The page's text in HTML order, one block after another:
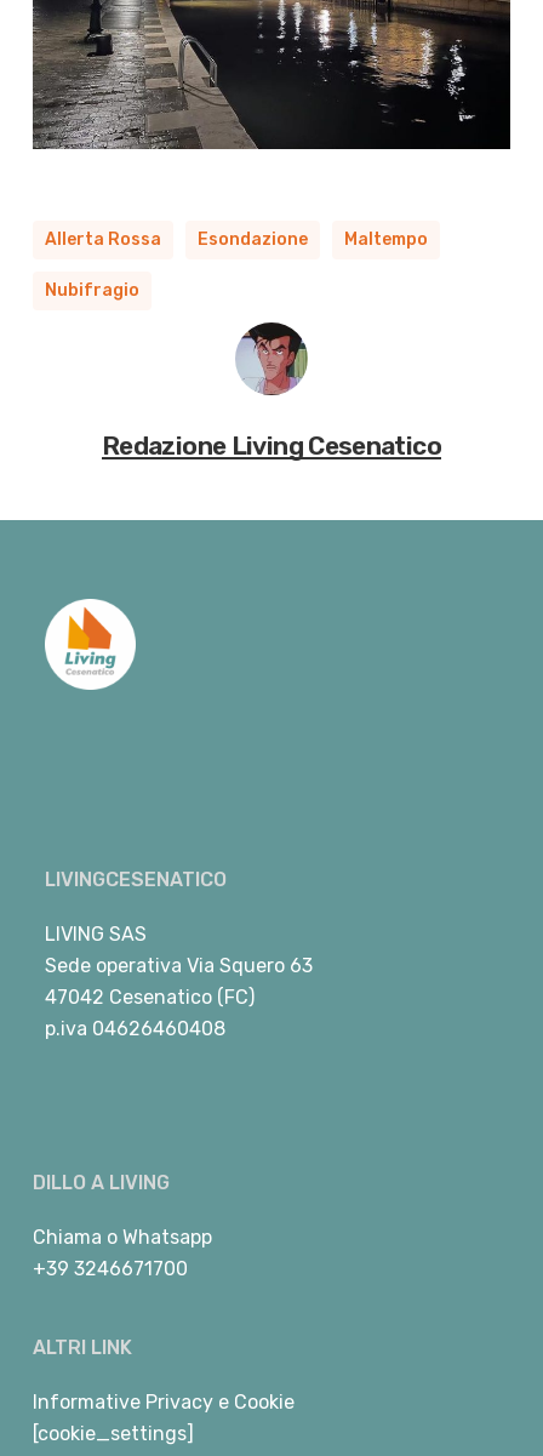
Allerta Rossa Esondazione Maltempo
Nubifragio
Redazione Living Cesenatico
LIVINGCESENATICO
LIVING SAS
Sede operativa Via Squero 63
47042 Cesenatico (FC)
p.iva 04626460408
DILLO A LIVING
Chiama o Whatsapp
+39 3246671700
ALTRI LINK
Informative Privacy e Cookie
[cookie_settings]